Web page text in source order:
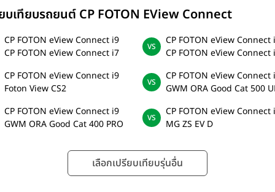
บเทียบรถยนต์ CP FOTON EView Connect
CP FOTON eView Connect i9
CP FOTON eView Connect i7
CP FOTON eView Connect
CP FOTON eView Connect
CP FOTON eView Connect i9
Foton View CS2
CP FOTON eView Connect
GWM ORA Good Cat 500
CP FOTON eView Connect i9
GWM ORA Good Cat 400 PRO
CP FOTON eView Connect
MG ZS EV D
เลือกเปรียบเทียบรุ่นอื่น